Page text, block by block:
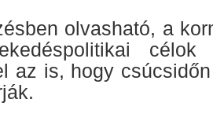
olvasható, a
célok
az is, hogy